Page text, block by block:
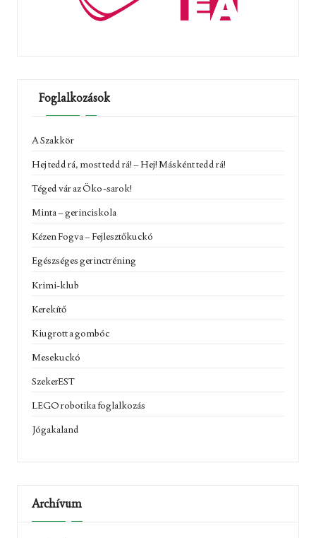
Foglalkozások
A Szakkör
Hej tedd rá, most tedd rá! – Hej! Másként tedd rá!
Téged vár az Öko-sarok!
Minta – gerinciskola
Kézen Fogva – Fejlesztőkuckó
Egészséges gerinctréning
Krimi-klub
Kerekítő
Kiugrott a gombóc
Mesekuckó
SzekerEST
LEGO robotika foglalkozás
Jógakaland
Archívum